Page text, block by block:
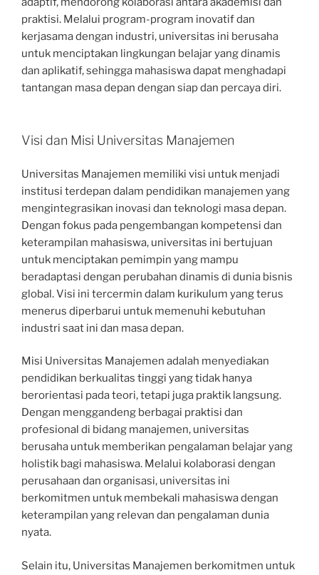
praktisi. Melalui program-program inovatif dan
kerjasama dengan industri, universitas ini berusaha
untuk menciptakan lingkungan belajar yang dinamis
dan aplikatif, sehingga mahasiswa dapat menghadapi
tantangan masa depan dengan siap dan percaya diri.
Visi dan Misi Universitas Manajemen
Universitas Manajemen memiliki visi untuk menjadi
institusi terdepan dalam pendidikan manajemen yang
mengintegrasikan inovasi dan teknologi masa depan.
Dengan fokus pada pengembangan kompetensi dan
keterampilan mahasiswa, universitas ini bertujuan
untuk menciptakan pemimpin yang mampu
beradaptasi dengan perubahan dinamis di dunia bisnis
global. Visi ini tercermin dalam kurikulum yang terus
menerus diperbarui untuk memenuhi kebutuhan
industri saat ini dan masa depan.
Misi Universitas Manajemen adalah menyediakan
pendidikan berkualitas tinggi yang tidak hanya
berorientasi pada teori, tetapi juga praktik langsung.
Dengan menggandeng berbagai praktisi dan
profesional di bidang manajemen, universitas
berusaha untuk memberikan pengalaman belajar yang
holistik bagi mahasiswa. Melalui kolaborasi dengan
perusahaan dan organisasi, universitas ini
berkomitmen untuk membekali mahasiswa dengan
keterampilan yang relevan dan pengalaman dunia
nyata.
Selain itu, Universitas Manajemen berkomitmen untuk